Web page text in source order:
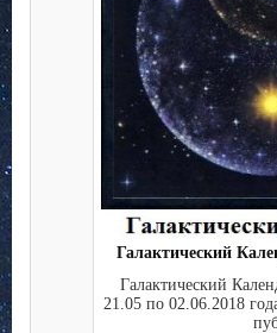
Галактический
Галактический
21.05 по 02.06.2018